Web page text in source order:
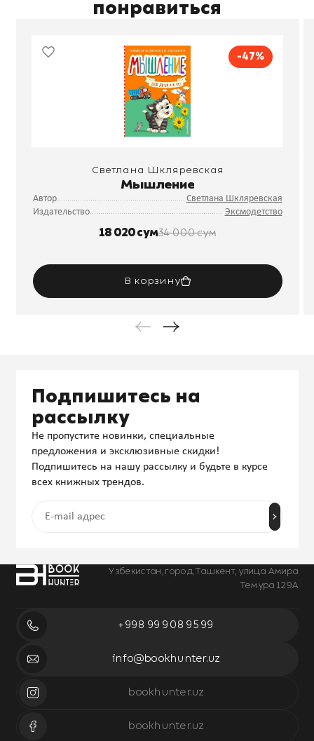
понравиться
-47%
Светлана Шкляревская
Мышление
Автор
Светлана Шкляревская
Издательство
Эксмодетство
18 020 сум34 000 сум
В корзину
Узбекистан, город Ташкент, улица Амира
Темура 129А
+998 99 908 95 99
info@bookhunter.uz
bookhunter.uz
bookhunter.uz
Подпишитесь на
рассылку
Не пропустите новинки, специальные
предложения и эксклюзивные скидки!
Подпишитесь на нашу рассылку и будьте в курсе
всех книжных трендов.